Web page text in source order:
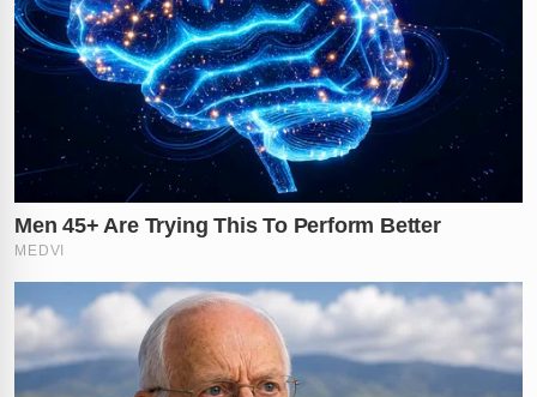
Até o fechamento desta matéria, as identidades dos
dois corpos não foram reveladas. A polícia trabalha
agora para cruzar dados de pessoas desaparecidas na
região nos últimos meses, na esperança de identificar
os mortos e trazer respostas para famílias angustiadas.
As autoridades não descartam a possibilidade de
existirem outras vítimas enterradas na mesma zona, o
que mantém as equipes em estado de alerta máximo.
As buscas devem continuar de forma intensiva nos
próximos dias, à medida que novas informações de